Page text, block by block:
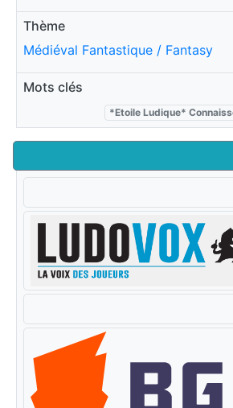
Thème
Médiéval Fantastique / Fantasy
Mots clés
*Etoile Ludique*